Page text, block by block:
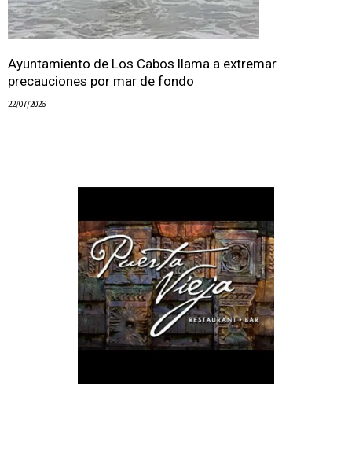
Ayuntamiento de Los Cabos llama a extremar
precauciones por mar de fondo
22/07/2026